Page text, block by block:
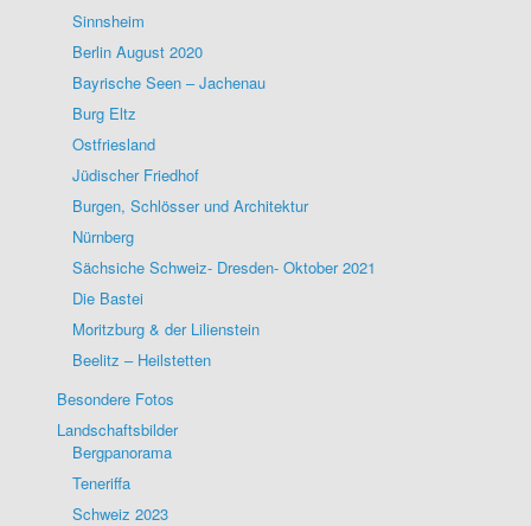
Sinnsheim
Berlin August 2020
Bayrische Seen – Jachenau
Burg Eltz
Ostfriesland
Jüdischer Friedhof
Burgen, Schlösser und Architektur
Nürnberg
Sächsiche Schweiz- Dresden- Oktober 2021
Die Bastei
Moritzburg & der Lilienstein
Beelitz – Heilstetten
Besondere Fotos
Landschaftsbilder
Bergpanorama
Teneriffa
Schweiz 2023